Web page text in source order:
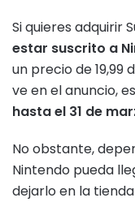
Si quieres adquirir
estar suscrito a
un precio de 19,99
ve en el anuncio,
hasta el 31 de
No obstante,
Nintendo pueda
dejarlo en la